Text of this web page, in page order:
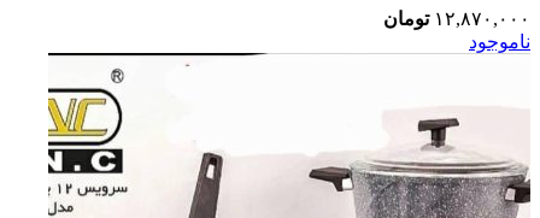
۱۲,۸۷۰,۰۰۰ تومان
ناموجود